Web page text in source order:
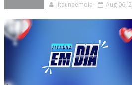
jitaunaemdia Aug 06,